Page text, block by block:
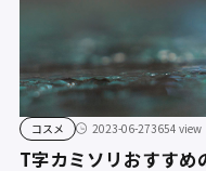
コスメ 2023-06-273654 view
T字カミソリおすすめ